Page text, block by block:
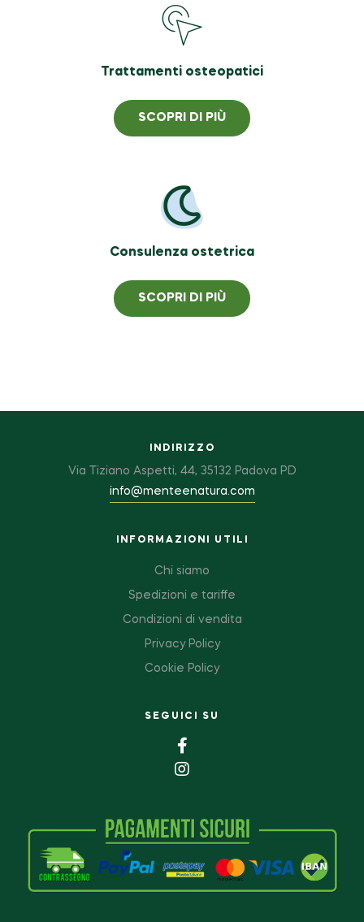
Trattamenti osteopatici
SCOPRI DI PIÙ
Consulenza ostetrica
SCOPRI DI PIÙ
INDIRIZZO
Via Tiziano Aspetti, 44, 35132 Padova PD
info@menteenatura.com
INFORMAZIONI UTILI
Chi siamo
Spedizioni e tariffe
Condizioni di vendita
Privacy Policy
Cookie Policy
SEGUICI SU